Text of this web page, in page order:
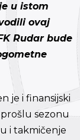
u istom
ovaj
Rudar bude
je i finansijski
sezonu
i takmičenje